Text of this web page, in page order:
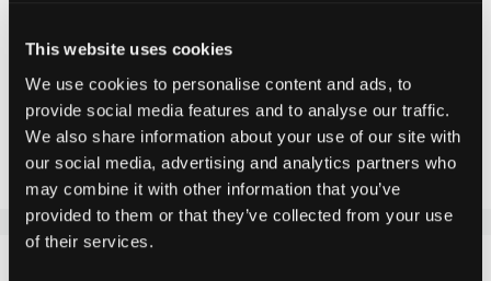
This website uses cookies
We use cookies to personalise content and ads, to
provide social media features and to analyse our traffic.
We also share information about your use of our site with
our social media, advertising and analytics partners who
may combine it with other information that you’ve
provided to them or that they’ve collected from your use
of their services.
In den Warenkorb
Zur Wunschliste hinzufügen
Zur Vergleichsliste hinzufügen